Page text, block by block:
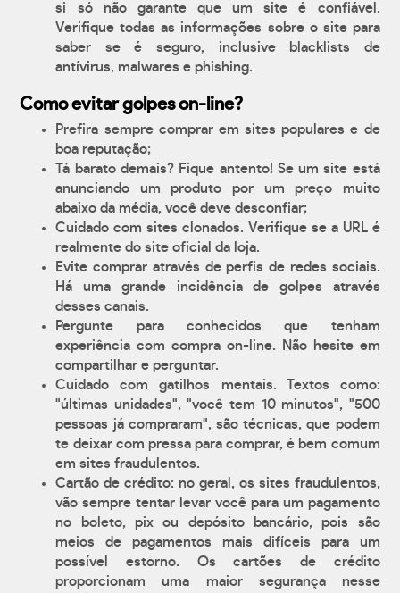
si só não garante que um site é confiável.
Verifique todas as informações sobre o site para
saber se é seguro, inclusive blacklists de
antívirus, malwares e phishing.
Como evitar golpes on-line?
Prefira sempre comprar em sites populares e de
boa reputação;
Tá barato demais? Fique antento! Se um site está
anunciando um produto por um preço muito
abaixo da média, você deve desconfiar;
Cuidado com sites clonados. Verifique se a URL é
realmente do site oficial da loja.
Evite comprar através de perfis de redes sociais.
Há uma grande incidência de golpes através
desses canais.
Pergunte para conhecidos que tenham
experiência com compra on-line. Não hesite em
compartilhar e perguntar.
Cuidado com gatilhos mentais. Textos como:
"últimas unidades", "você tem 10 minutos", "500
pessoas já compraram", são técnicas, que podem
te deixar com pressa para comprar, é bem comum
em sites fraudulentos.
Cartão de crédito: no geral, os sites fraudulentos,
vão sempre tentar levar você para um pagamento
no boleto, pix ou depósito bancário, pois são
meios de pagamentos mais difíceis para um
possível estorno. Os cartões de crédito
proporcionam uma maior segurança nesse